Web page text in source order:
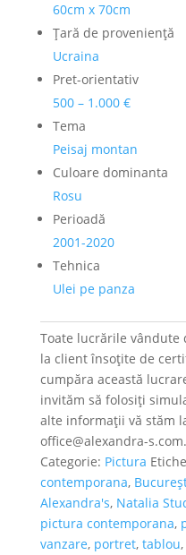
60cm x 70cm
Ţară de provenienţă
Ucraina
Pret-orientativ
500 – 1.000 €
Tema
Peisaj montan
Culoare dominanta
Rosu
Perioadă
2001-2020
Tehnica
Ulei pe panza
Toate lucrările vândute
la client însoțite de
cumpăra această
invităm să folosiți
alte informații vă stăm
office@alexandra-s.com.
Categorie: Pictura
contemporana,
Alexandra's, Natalia
pictura contemporana,
vanzare, portret, tablou,